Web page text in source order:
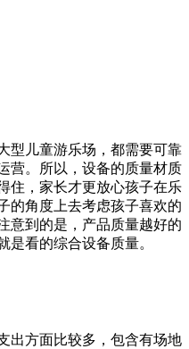
型儿童游乐场，都需要可靠
营。所以，设备的质量材质
住，家长才更放心孩子在乐
的角度上去考虑孩子喜欢的
意到的是，产品质量越好的
是看的综合设备质量。
出方面比较多，包含有场地